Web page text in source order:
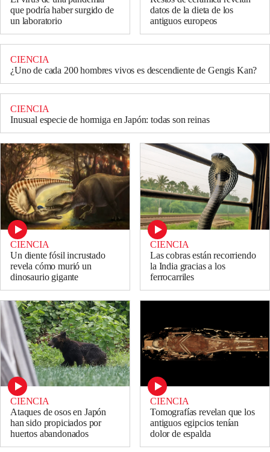
que podría haber surgido de
un laboratorio
datos de la dieta de los
antiguos europeos
CIENCIA
¿Uno de cada 200 hombres vivos es descendiente de Gengis Kan?
CIENCIA
Inusual especie de hormiga en Japón: todas son reinas
CIENCIA
Un diente fósil incrustado
revela cómo murió un
dinosaurio gigante
CIENCIA
Las cobras están recorriendo
la India gracias a los
ferrocarriles
CIENCIA
Ataques de osos en Japón
han sido propiciados por
huertos abandonados
CIENCIA
Tomografías revelan que los
antiguos egipcios tenían
dolor de espalda